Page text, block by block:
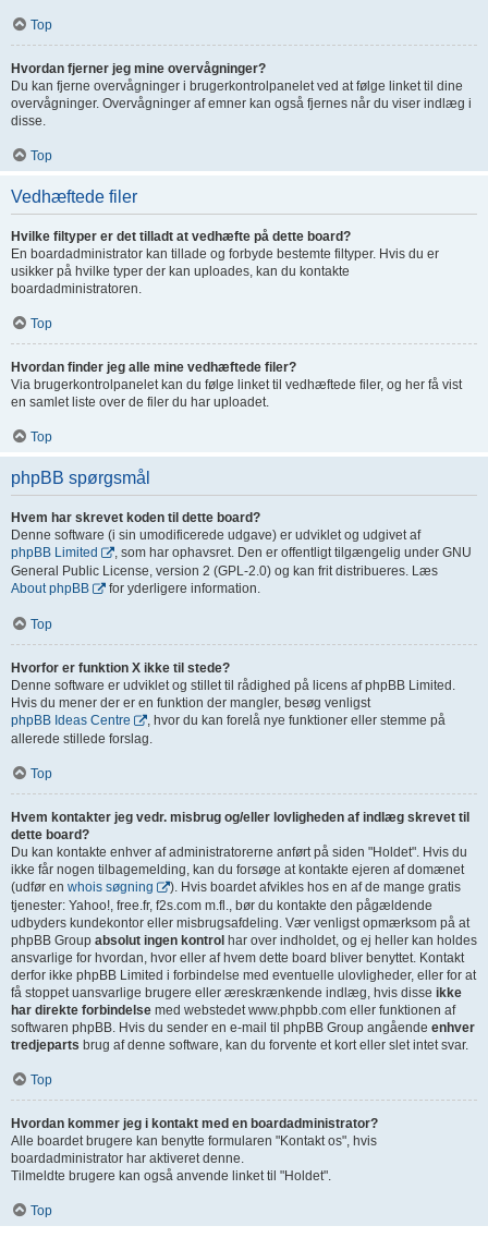
Top
Hvordan fjerner jeg mine overvågninger?
Du kan fjerne overvågninger i brugerkontrolpanelet ved at følge linket til dine
overvågninger. Overvågninger af emner kan også fjernes når du viser indlæg i
disse.
Top
Vedhæftede filer
Hvilke filtyper er det tilladt at vedhæfte på dette board?
En boardadministrator kan tillade og forbyde bestemte filtyper. Hvis du er
usikker på hvilke typer der kan uploades, kan du kontakte
boardadministratoren.
Top
Hvordan finder jeg alle mine vedhæftede filer?
Via brugerkontrolpanelet kan du følge linket til vedhæftede filer, og her få vist
en samlet liste over de filer du har uploadet.
Top
phpBB spørgsmål
Hvem har skrevet koden til dette board?
Denne software (i sin umodificerede udgave) er udviklet og udgivet af
phpBB Limited
, som har ophavsret. Den er offentligt tilgængelig under GNU
General Public License, version 2 (GPL-2.0) og kan frit distribueres. Læs
About phpBB
for yderligere information.
Top
Hvorfor er funktion X ikke til stede?
Denne software er udviklet og stillet til rådighed på licens af phpBB Limited.
Hvis du mener der er en funktion der mangler, besøg venligst
phpBB Ideas Centre
, hvor du kan forelå nye funktioner eller stemme på
allerede stillede forslag.
Top
Hvem kontakter jeg vedr. misbrug og/eller lovligheden af indlæg skrevet til
dette board?
Du kan kontakte enhver af administratorerne anført på siden "Holdet". Hvis du
ikke får nogen tilbagemelding, kan du forsøge at kontakte ejeren af domænet
(udfør en whois søgning
). Hvis boardet afvikles hos en af de mange gratis
tjenester: Yahoo!, free.fr, f2s.com m.fl., bør du kontakte den pågældende
udbyders kundekontor eller misbrugsafdeling. Vær venligst opmærksom på at
phpBB Group absolut ingen kontrol har over indholdet, og ej heller kan holdes
ansvarlige for hvordan, hvor eller af hvem dette board bliver benyttet. Kontakt
derfor ikke phpBB Limited i forbindelse med eventuelle ulovligheder, eller for at
få stoppet uansvarlige brugere eller æreskrænkende indlæg, hvis disse ikke
har direkte forbindelse med webstedet www.phpbb.com eller funktionen af
softwaren phpBB. Hvis du sender en e-mail til phpBB Group angående enhver
tredjeparts brug af denne software, kan du forvente et kort eller slet intet svar.
Top
Hvordan kommer jeg i kontakt med en boardadministrator?
Alle boardet brugere kan benytte formularen "Kontakt os", hvis
boardadministrator har aktiveret denne.
Tilmeldte brugere kan også anvende linket til "Holdet".
Top